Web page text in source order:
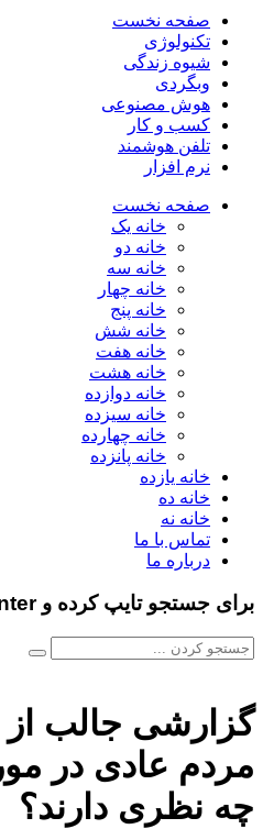
صفحه نخست
تکنولوژی
شیوه زندگی
وبگردی
هوش مصنوعی
کسب و کار
تلفن هوشمند
نرم افزار
صفحه نخست
خانه یک
خانه دو
خانه سه
خانه چهار
خانه پنج
خانه شش
خانه هفت
خانه هشت
خانه دوازده
خانه سیزده
خانه چهارده
خانه پانزده
خانه یازده
خانه ده
خانه نه
تماس با ما
درباره ما
برای جستجو تایپ کرده و Enter را بزنید
گزارشی جالب از
مردم عادی در
چه نظری دارند؟